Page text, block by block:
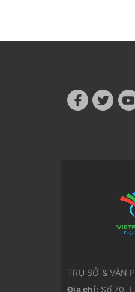
TRỤ SỞ & VĂN
Địa chỉ: Số 70,